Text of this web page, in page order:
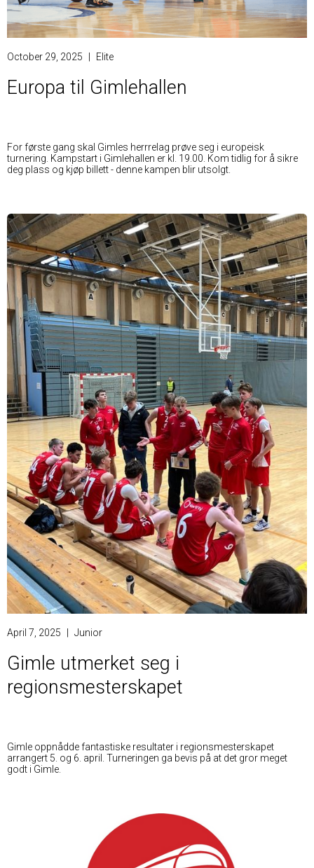
October 29, 2025 Elite
Europa til Gimlehallen
For første gang skal Gimles herrrelag prøve seg i europeisk
turnering. Kampstart i Gimlehallen er kl. 19.00. Kom tidlig for å sikre
deg plass og kjøp billett - denne kampen blir utsolgt.
April 7, 2025 Junior
Gimle utmerket seg i
regionsmesterskapet
Gimle oppnådde fantastiske resultater i regionsmesterskapet
arrangert 5. og 6. april. Turneringen ga bevis på at det gror meget
godt i Gimle.